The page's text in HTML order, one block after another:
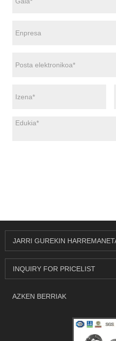
JARRI GUREKIN
INQUIRY FOR PRICELIST
AZKEN BERRIAK